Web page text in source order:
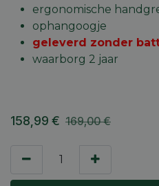
ergonomische
ophangoogje
geleverd zonder
waarborg 2 jaar
158,99 € 169,00€